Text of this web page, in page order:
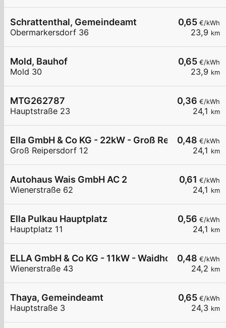
0,65 €/kWh
23,9 km
Schrattenthal, Gemeindeamt
Obermarkersdorf 36
0,65 €/kWh
23,9 km
Mold, Bauhof
Mold 30
0,36 €/kWh
24,1 km
MTG262787
Hauptstraße 23
0,48 €/kWh
24,1 km
Ella GmbH & Co KG - 22kW - Groß Reipersdorf -
Groß Reipersdorf 12
0,61 €/kWh
24,1 km
Autohaus Wais GmbH AC 2
Wienerstraße 62
0,56 €/kWh
24,1 km
Ella Pulkau Hauptplatz
Hauptplatz 11
0,48 €/kWh
24,2 km
ELLA GmbH & Co KG - 11kW - Waidhofen/Thaya
Wienerstraße 43
0,65 €/kWh
24,3 km
Thaya, Gemeindeamt
Hauptstraße 3